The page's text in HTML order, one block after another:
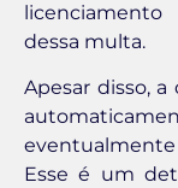
dessa multa.
Apesar disso,
Esse é um